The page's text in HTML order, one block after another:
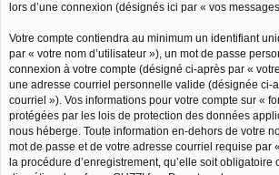
lors d’une connexion (désignés ici par « vos
Votre compte contiendra au minimum un identifiant
par « votre nom d’utilisateur »), un mot de passe
connexion à votre compte (désigné ci-après par «
une adresse courriel personnelle valide (désignée ci-
courriel »). Vos informations pour votre compte sur «
protégées par les lois de protection des données
nous héberge. Toute information en-dehors de votre
mot de passe et de votre adresse courriel requise par
la procédure d’enregistrement, qu’elle soit obligatoire